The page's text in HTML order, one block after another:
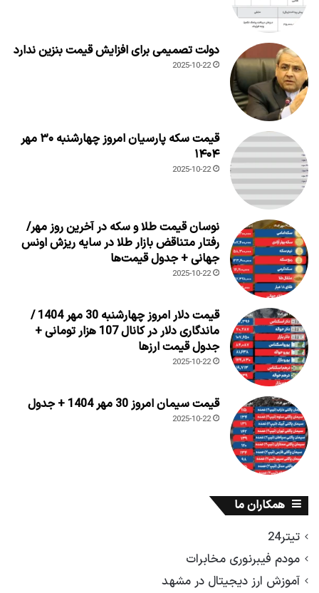
دولت تصمیمی برای افزایش قیمت بنزین ندارد
2025-10-22
قیمت سکه پارسیان امروز چهارشنبه ۳۰ مهر
۱۴۰۴
2025-10-22
نوسان قیمت طلا و سکه در آخرین روز مهر/
رفتار متناقض بازار طلا در سایه ریزش اونس
جهانی + جدول قیمت‌ها
2025-10-22
قیمت دلار امروز چهارشنبه 30 مهر 1404 /
ماندگاری دلار در کانال 107 هزار تومانی +
جدول قیمت ارزها
2025-10-22
قیمت سیمان امروز 30 مهر 1404 + جدول
2025-10-22
همکاران ما
تیتر24
مودم فیبرنوری مخابرات
آموزش ارز دیجیتال در مشهد